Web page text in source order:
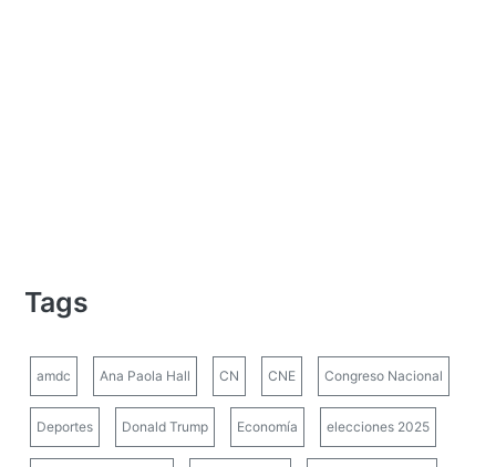
Tags
amdc Ana Paola Hall CN CNE Congreso Nacional
Deportes Donald Trump Economía elecciones 2025